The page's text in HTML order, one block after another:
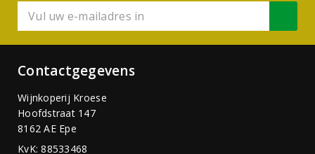
Contactgegevens
Wijnkoperij Kroese
Hoofdstraat 147
8162 AE Epe
KvK: 88533468